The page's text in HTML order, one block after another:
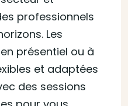
professionnels
Les
présentiel ou à
et adaptées
des sessions